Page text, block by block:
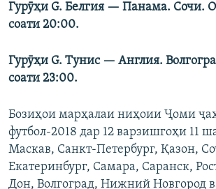
Гурӯҳи G. Белгия — Панама. Сочи.
соати 20:00.
Гурӯҳи G. Тунис— Англия.
соати 23:00.
Бозиҳои марҳалаи ниҳоии Ҷоми
футбол-2018 дар 12 варзишгоҳи 11
Маскав, Санкт-Петербург, Қазон,
Екатеринбург, Самара, Саранск,
Дон, Волгоград, Нижний Новгород